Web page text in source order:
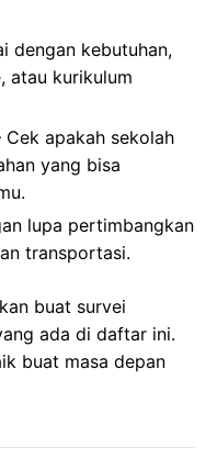
dengan kebutuhan,
atau kurikulum
Cek apakah sekolah
yang bisa
lupa pertimbangkan
transportasi.
buat survei
ada di daftar ini.
buat masa depan